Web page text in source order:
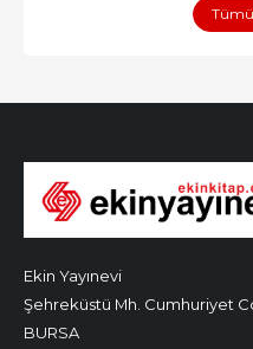
Ekin Yayınevi
Şehreküstü Mh. Cumhuriyet
BURSA